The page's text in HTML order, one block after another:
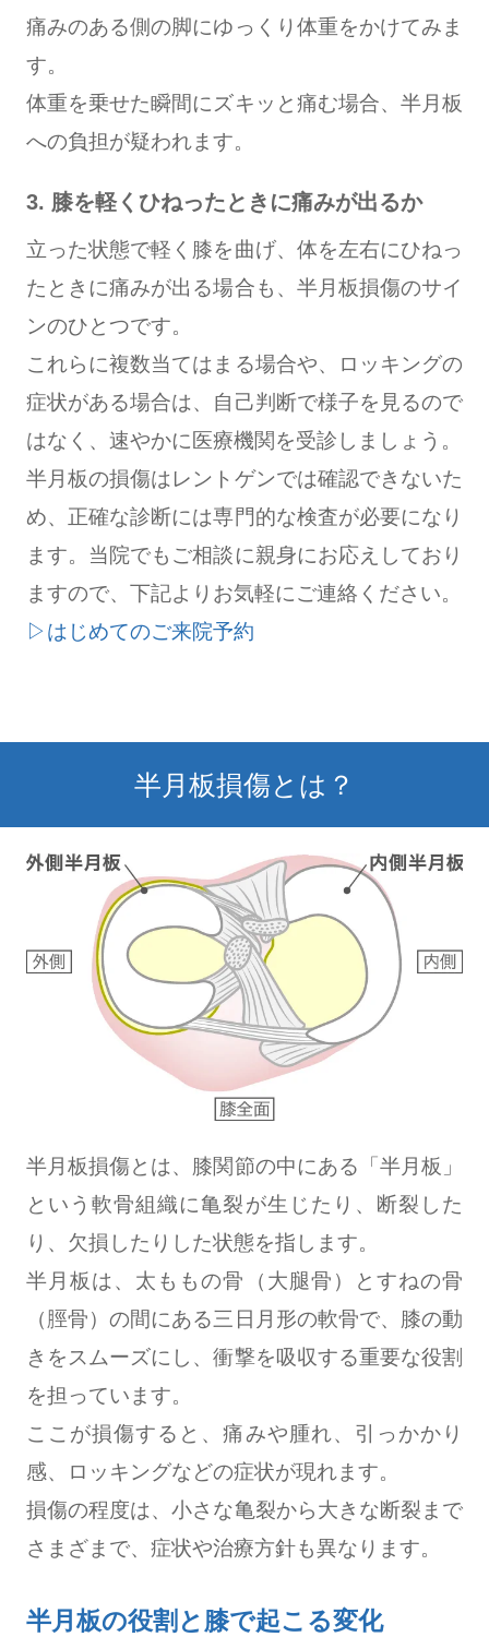
痛みのある側の脚にゆっくり体重をかけてみま
す。
体重を乗せた瞬間にズキッと痛む場合、半月板
への負担が疑われます。
3. 膝を軽くひねったときに痛みが出るか
立った状態で軽く膝を曲げ、体を左右にひねっ
たときに痛みが出る場合も、半月板損傷のサイ
ンのひとつです。
これらに複数当てはまる場合や、ロッキングの
症状がある場合は、自己判断で様子を見るので
はなく、速やかに医療機関を受診しましょう。
半月板の損傷はレントゲンでは確認できないた
め、正確な診断には専門的な検査が必要になり
ます。当院でもご相談に親身にお応えしており
ますので、下記よりお気軽にご連絡ください。
▷はじめてのご来院予約
半月板損傷とは？
半月板損傷とは、膝関節の中にある「半月板」
という軟骨組織に亀裂が生じたり、断裂した
り、欠損したりした状態を指します。
半月板は、太ももの骨（大腿骨）とすねの骨
（脛骨）の間にある三日月形の軟骨で、膝の動
きをスムーズにし、衝撃を吸収する重要な役割
を担っています。
ここが損傷すると、痛みや腫れ、引っかかり
感、ロッキングなどの症状が現れます。
損傷の程度は、小さな亀裂から大きな断裂まで
さまざまで、症状や治療方針も異なります。
半月板の役割と膝で起こる変化